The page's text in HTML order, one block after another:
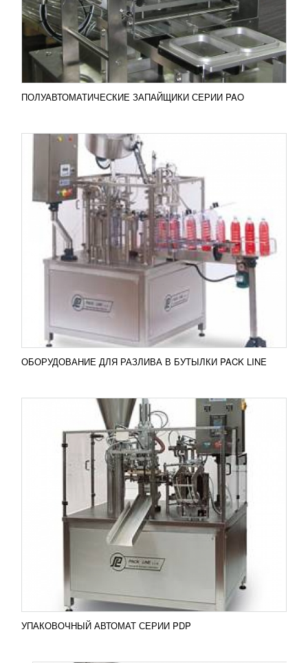
ПОЛУАВТОМАТИЧЕСКИЕ ЗАПАЙЩИКИ СЕРИИ PAO
кефира, йогуртов в пластиковую или стеклянную
тару. Перечень тары...
ПОДРОБНЕЕ
Добавить в сравнение
ОБОРУДОВАНИЕ ДЛЯ РАЗЛИВА В БУТЫЛКИ PACK LINE
УПАКОВОЧНЫЙ АВТОМАТ СЕРИИ PDP
УЗНАТЬ ЦЕНУ
Упаковочные автоматы модификации PDP
используются для подачи и дальнейшей упаковки
жидкой продукции в пакеты оригинальной формы
ПОДРОБНЕЕ
Добавить в сравнение
УПАКОВОЧНЫЙ АВТОМАТ СЕРИИ PDP
УПАКОВОЧНЫЙ АВТОМАТ СЕРИИ NBM
УЗНАТЬ ЦЕНУ
Автоматы серии NBM роторного типа
используются фасовки и дальнейшей упаковки
продукции пастообразной, жидкой формы, гранул,
аэрированных товаров...
ПОДРОБНЕЕ
Добавить в сравнение